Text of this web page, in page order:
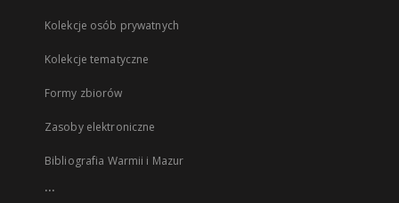
Kolekcje osób prywatnych
Kolekcje tematyczne
Formy zbiorów
Zasoby elektroniczne
Bibliografia Warmii i Mazur
...